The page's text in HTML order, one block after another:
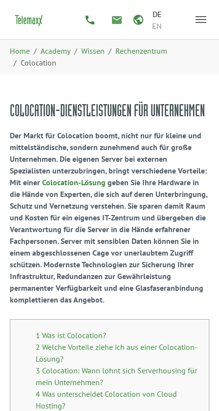
DE
EN
Home Academy Wissen
Rechenzentrum
Colocation
COLOCATION-DIENSTLEISTUNGEN FÜR UNTERNEHMEN
Der Markt für Colocation boomt, nicht nur für kleine und
mittelständische, sondern zunehmend auch für große
Unternehmen. Die eigenen Server bei externen
Spezialisten unterzubringen, bringt verschiedene Vorteile:
Mit einer Colocation-Lösung geben Sie Ihre Hardware in
die Hände von Experten, die sich auf deren Unterbringung,
Schutz und Vernetzung verstehen. Sie sparen damit Raum
und Kosten für ein eigenes IT-Zentrum und übergeben die
Verantwortung für die Server in die Hände erfahrener
Fachpersonen. Server mit sensiblen Daten können Sie in
einem abgeschlossenen Cage vor unerlaubtem Zugriff
schützen. Modernste Technologien zur Sicherung Ihrer
Infrastruktur, Redundanzen zur Gewährleistung
permanenter Verfügbarkeit und eine Glasfaseranbindung
komplettieren das Angebot.
1 Was ist Colocation?
2 Welche Vorteile ziehe ich aus einer Colocation-
Lösung?
3 Colocation: Wann lohnt sich Serverhousing für
mein Unternehmen?
4 Was unterscheidet Colocation von Cloud
Hosting?